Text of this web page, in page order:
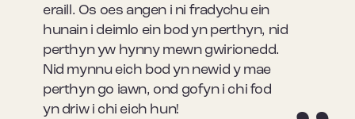
eraill. Os oes angen i ni fradychu ein
hunain i deimlo ein bod yn perthyn, nid
perthyn yw hynny mewn gwirionedd.
Nid mynnu eich bod yn newid y mae
perthyn go iawn, ond gofyn i chi fod
yn driw i chi eich hun!